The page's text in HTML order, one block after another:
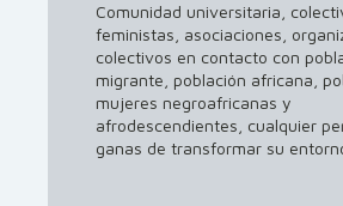
Comunidad universitaria,
feministas, asociaciones,
colectivos en contacto con
migrante, población africana,
mujeres negroafricanas y
afrodescendientes, cualquier
ganas de transformar su